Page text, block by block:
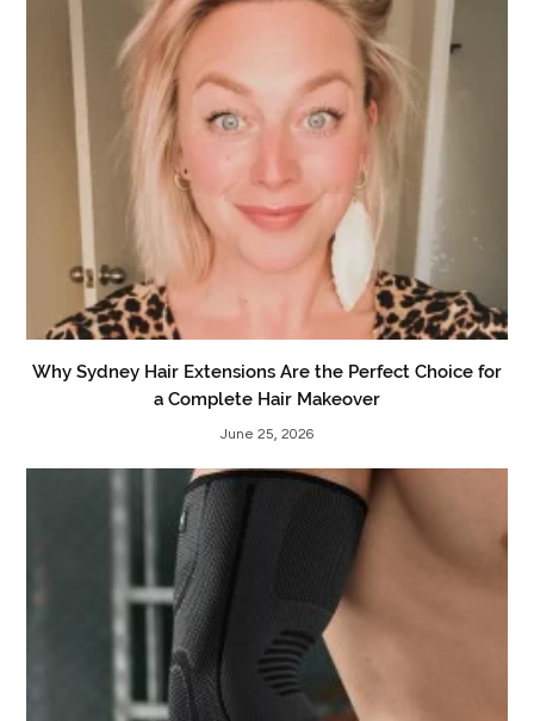
Why Sydney Hair Extensions Are the Perfect Choice for
a Complete Hair Makeover
June 25, 2026